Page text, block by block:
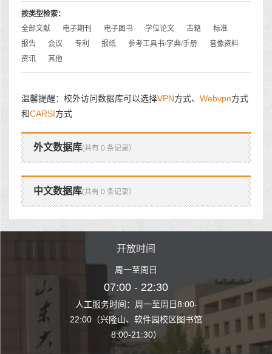
按类型检索：
全部文献
电子期刊 电子图书 学位论文 古籍
标准
报告
会议 专利 报纸 参考工具书/字典/手册
音像资料
资讯
其他
温馨提醒：校外访问数据库可以选择VPN方式、 Webvpn方式
和CARSI方式
外文数据库(共有 0 条记录）
中文数据库(共有 0 条记录）
至周日8:00-
园校区图书馆
开放时间
周一至周日
07:00 - 22:30
人工服务时间：周一至周日8:00-
22:00（兴隆山、软件园校区图书馆
8:00-21:30）
人工服务时间
22:00（兴隆山